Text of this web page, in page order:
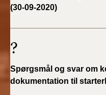
(30-09-2020)
?
Spørgsmål og svar om
dokumentation til